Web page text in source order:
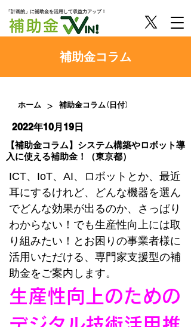
「計画的」に補助金を活用して収益力アップ！
​補助金コラム
ホーム > 補助金コラム (日付)
2022年10月19日
【補助金コラム】システム構築やロボット導
入に使える補助金！（東京都）
ICT、IoT、AI、ロボットとか、最近
耳にするけれど、どんな機器を選ん
でどんな効果が出るのか、さっぱり
わからない！でも生産性向上には取
り組みたい！とお困りの事業者様に
活用いただける、専門家支援型の補
助金をご案内します。
生産性向上のための